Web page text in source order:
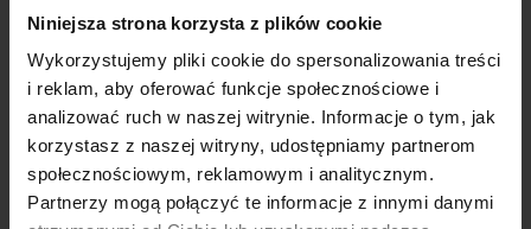
Niniejsza strona korzysta z plików cookie
Wykorzystujemy pliki cookie do spersonalizowania treści
i reklam, aby oferować funkcje społecznościowe i
analizować ruch w naszej witrynie. Informacje o tym, jak
korzystasz z naszej witryny, udostępniamy partnerom
społecznościowym, reklamowym i analitycznym.
Partnerzy mogą połączyć te informacje z innymi danymi
partnerem?
Zapraszam do kontaktu:
Michał Kordula
Project Manager
+48 570 660 950